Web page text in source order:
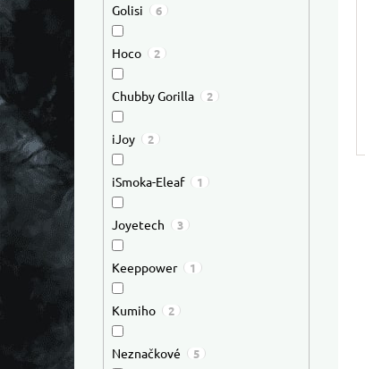
Golisi 6
Hoco 2
Chubby Gorilla 2
iJoy 2
iSmoka-Eleaf 1
Joyetech 3
Keeppower 1
Kumiho 2
Neznačkové 5